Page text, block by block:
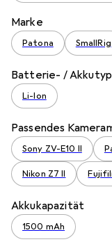
Marke
Patona SmallRig
Batterie- / Akkutyp
Li-Ion
Passendes
Sony ZV-E10 II
Nikon Z7 II
Akkukapazität
1500 mAh